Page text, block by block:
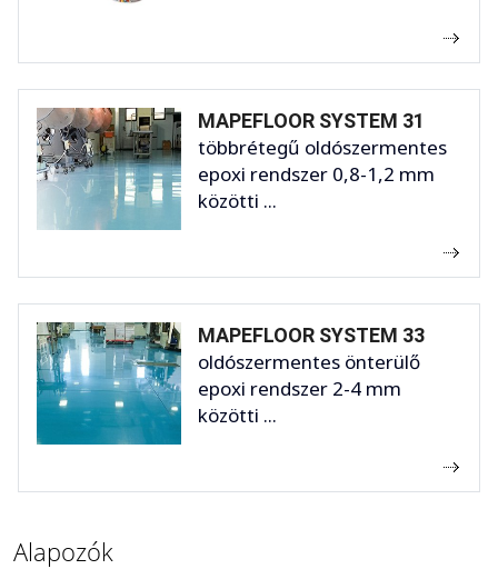
MAPEFLOOR SYSTEM 31
többrétegű oldószermentes
epoxi rendszer 0,8-1,2 mm
közötti ...
MAPEFLOOR SYSTEM 33
oldószermentes önterülő
epoxi rendszer 2-4 mm
közötti ...
Alapozók